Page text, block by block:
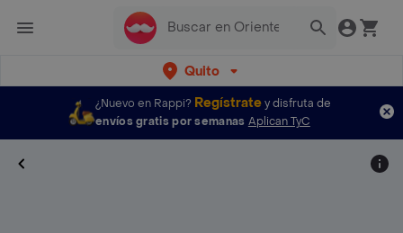
Quito
¿Nuevo en Rappi? Regístratey disfruta de
envíos gratis por semanas Aplican TyC